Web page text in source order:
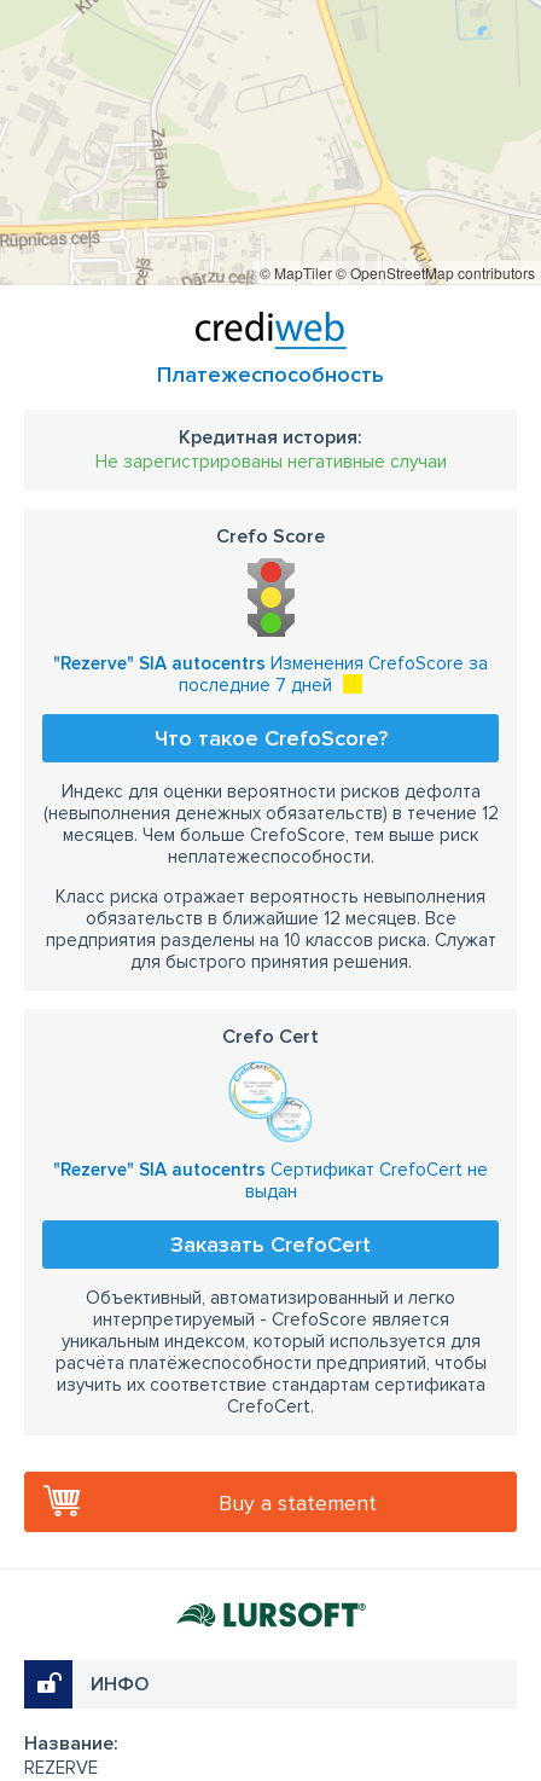
© MapTiler© OpenStreetMap contributors
Платежеспособность
Кредитная история:
Не зарегистрированы негативные случаи
Crefo Score
"Rezerve" SIA autocentrs Изменения CrefoScore за
последние 7 дней
Что такое CrefoScore?
Индекс для оценки вероятности рисков дефолта
(невыполнения денежных обязательств) в течение 12
месяцев. Чем больше CrefoScore, тем выше риск
неплатежеспособности.
Класс риска отражает вероятность невыполнения
обязательств в ближайшие 12 месяцев. Все
предприятия разделены на 10 классов риска. Служат
для быстрого принятия решения.
Crefo Cert
"Rezerve" SIA autocentrs Сертификат CrefoCert не
выдан
Заказать CrefoCert
Объективный, автоматизированный и легко
интерпретируемый - CrefoScore является
уникальным индексом, который используется для
расчёта платёжеспособности предприятий, чтобы
изучить их соответствие стандартам сертификата
CrefoCert.
Buy a statement
ИНФО
Название:
REZERVE